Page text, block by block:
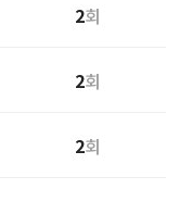
2회
2회
2회